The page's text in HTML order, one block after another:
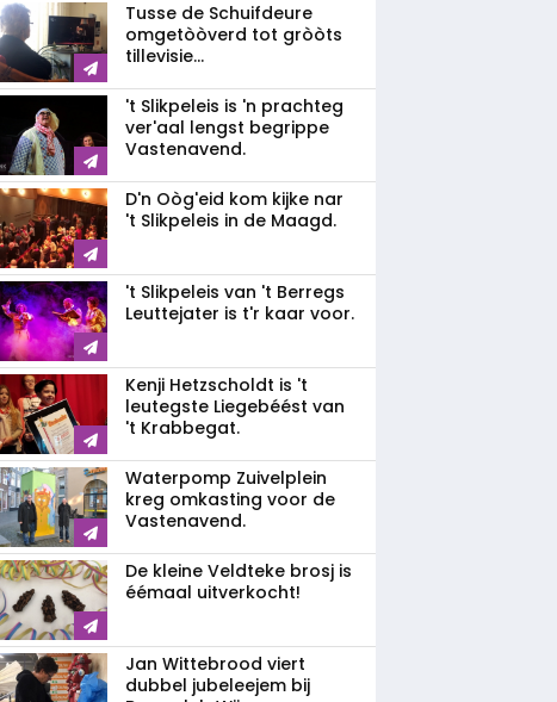
Tusse de Schuifdeure
omgetòòverd tot gròòts
tillevisie...
't Slikpeleis is 'n prachteg
ver'aal lengst begrippe
Vastenavend.
D'n Oòg'eid kom kijke nar
't Slikpeleis in de Maagd.
't Slikpeleis van 't Berregs
Leuttejater is t'r kaar voor.
Kenji Hetzscholdt is 't
leutegste Liegebéést van
't Krabbegat.
Waterpomp Zuivelplein
kreg omkasting voor de
Vastenavend.
De kleine Veldteke brosj is
éémaal uitverkocht!
Jan Wittebrood viert
dubbel jubeleejem bij